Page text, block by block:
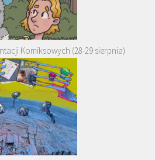
Komiksowych (28-29 sierpnia)